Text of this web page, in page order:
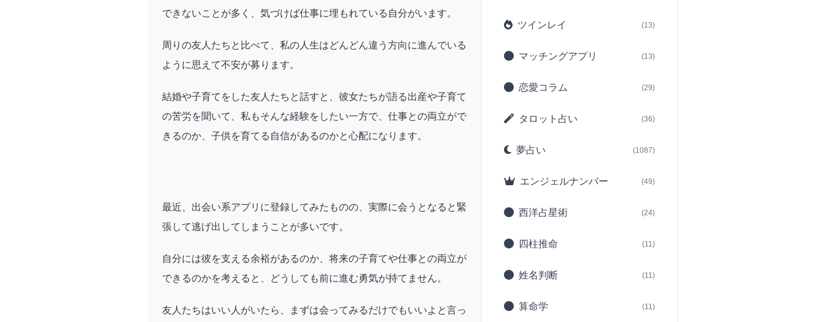
できないことが多く、気づけば仕事に埋もれている自分がいます。
周りの友人たちと比べて、私の人生はどんどん違う方向に進んでいる
ように思えて不安が募ります。
結婚や子育てをした友人たちと話すと、彼女たちが語る出産や子育て
の苦労を聞いて、私もそんな経験をしたい一方で、仕事との両立がで
きるのか、子供を育てる自信があるのかと心配になります。
最近、出会い系アプリに登録してみたものの、実際に会うとなると緊
張して逃げ出してしまうことが多いです。
自分には彼を支える余裕があるのか、将来の子育てや仕事との両立が
できるのかを考えると、どうしても前に進む勇気が持てません。
友人たちはいい人がいたら、まずは会ってみるだけでもいいよと言っ
ツインレイ (13)
マッチングアプリ (13)
恋愛コラム (29)
タロット占い (36)
夢占い (1087)
エンジェルナンバー (49)
西洋占星術 (24)
四柱推命 (11)
姓名判断 (11)
算命学 (11)